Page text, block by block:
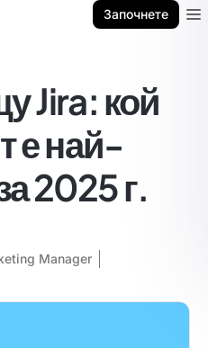
Започнете
Jira: кой
е най-
2025 г.
Manager